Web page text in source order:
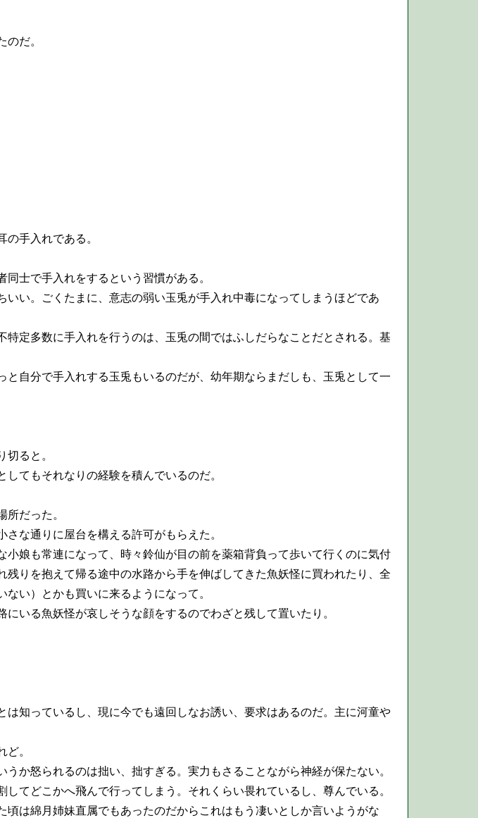
だ。
手入れである。
士で手入れをするという習慣がある。
い。ごくたまに、意志の弱い玉兎が手入れ中毒になってしまうほどであ
定多数に手入れを行うのは、玉兎の間ではふしだらなことだとされる。基
自分で手入れする玉兎もいるのだが、幼年期ならまだしも、玉兎として一
ると。
てもそれなりの経験を積んでいるのだ。
だった。
な通りに屋台を構える許可がもらえた。
娘も常連になって、時々鈴仙が目の前を薬箱背負って歩いて行くのに気付
りを抱えて帰る途中の水路から手を伸ばしてきた魚妖怪に買われたり、全
い）とかも買いに来るようになって。
いる魚妖怪が哀しそうな顔をするのでわざと残して置いたり。
知っているし、現に今でも遠回しなお誘い、要求はあるのだ。主に河童や
。
か怒られるのは拙い、拙すぎる。実力もさることながら神経が保たない。
てどこかへ飛んで行ってしまう。それくらい畏れているし、尊んでいる。
は綿月姉妹直属でもあったのだからこれはもう凄いとしか言いようがな